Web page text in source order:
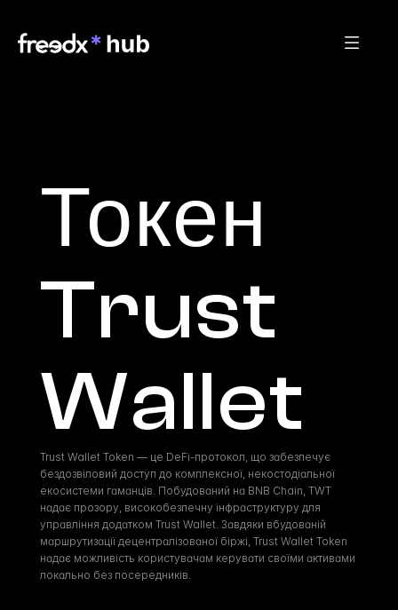
Токен
Trust
Wallet
Trust Wallet Token — це DeFi-протокол, що забезпечує
бездозвіловий доступ до комплексної, некостодіальної
екосистеми гаманців. Побудований на BNB Chain, TWT
надає прозору, високобезпечну інфраструктуру для
управління додатком Trust Wallet. Завдяки вбудованій
маршрутизації децентралізованої біржі, Trust Wallet Token
надає можливість користувачам керувати своїми активами
локально без посередників.